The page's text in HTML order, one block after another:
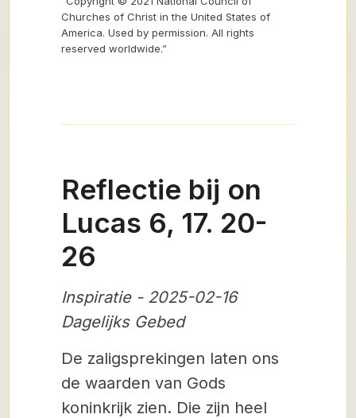
Churches of Christ in the United States of
America. Used by permission. All rights
reserved worldwide.”
Reflectie bij on
Lucas 6, 17. 20-
26
Inspiratie - 2025-02-16
Dagelijks Gebed
De zaligsprekingen laten ons
de waarden van Gods
koninkrijk zien. Die zijn heel